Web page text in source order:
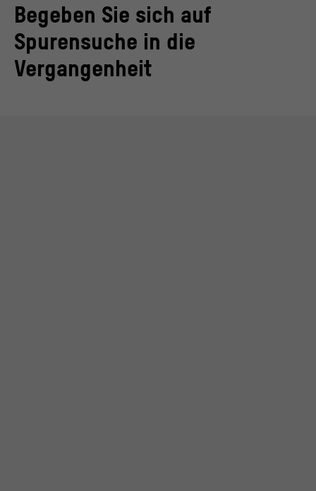
Begeben Sie sich auf
Spurensuche in die
Vergangenheit